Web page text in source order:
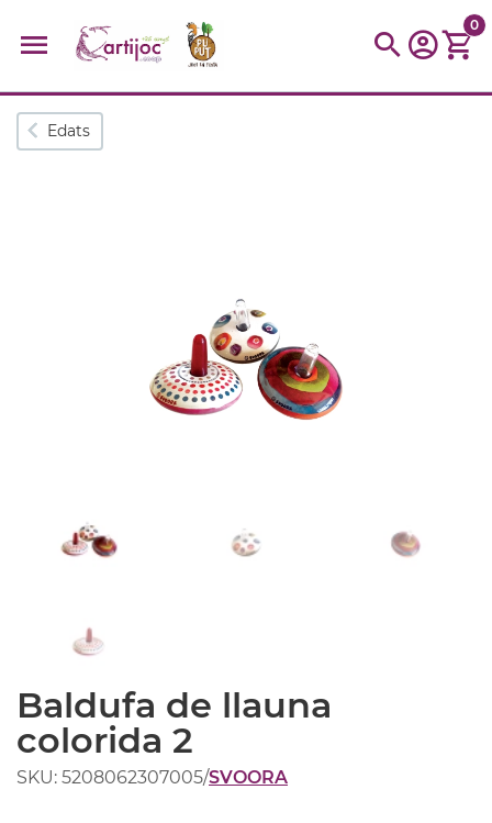
Cerques populars
0
Edats
Baldufa de llauna
colorida 2
SKU: 5208062307005/SVOORA